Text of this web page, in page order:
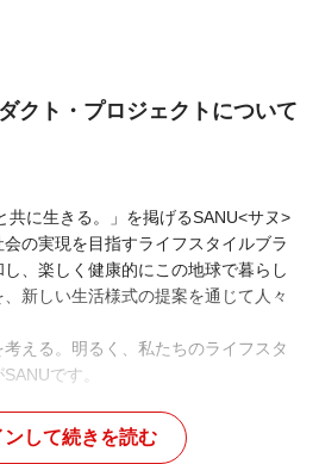
高いエンジニア・プロダクトマネー
タルプロダクトだけでは完結しませ
ザー体験に向き合って価値を届けて
クト・プロジェクトについて
共に生きる。」を掲げるSANU<サヌ>
の実現を⽬指すライフスタイルブラ
、楽しく健康的にこの地球で暮らし
新しい⽣活様式の提案を通じて⼈々
える。明るく、私たちのライフスタ
です。
いて
な形で、日本の美しい自然の中に独
ンして続きを読む